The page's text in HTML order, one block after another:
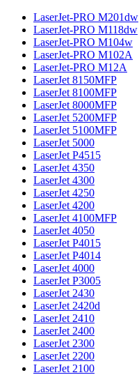
LaserJet-PRO M201dw
LaserJet-PRO M118dw
LaserJet-PRO M104w
LaserJet-PRO M102A
LaserJet-PRO M12A
LaserJet 8150MFP
LaserJet 8100MFP
LaserJet 8000MFP
LaserJet 5200MFP
LaserJet 5100MFP
LaserJet 5000
LaserJet P4515
LaserJet 4350
LaserJet 4300
LaserJet 4250
LaserJet 4200
LaserJet 4100MFP
LaserJet 4050
LaserJet P4015
LaserJet P4014
LaserJet 4000
LaserJet P3005
LaserJet 2430
LaserJet 2420d
LaserJet 2410
LaserJet 2400
LaserJet 2300
LaserJet 2200
LaserJet 2100